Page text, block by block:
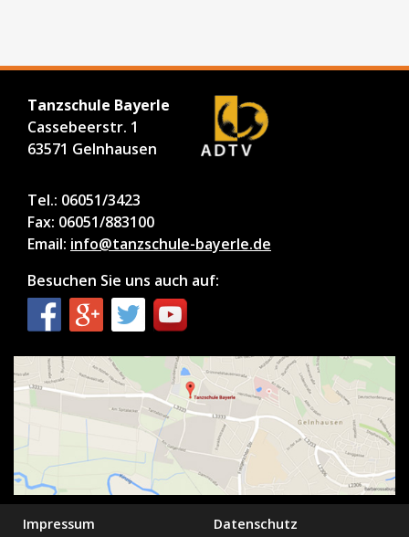
Tanzschule Bayerle
Cassebeerstr. 1
63571 Gelnhausen
Tel.: 06051/3423
Fax: 06051/883100
Email: info@tanzschule-bayerle.de
Besuchen Sie uns auch auf:
Impressum Datenschutz